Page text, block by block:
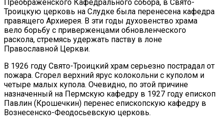
Преображенского Кафедрального собора, в Свято-
Троицкую церковь на Слудке была перенесена кафедра
правящего Архиерея. В эти годы духовенство храма
вело борьбу с приверженцами обновленческого
раскола, стремясь удержать паству в лоне
Православной Церкви.
В 1926 году Свято-Троицкий храм серьезно пострадал от
пожара. Сгорел верхний ярус колокольни с куполом и
четыре малых купола. Очевидно, по этой причине
назначенный на Пермскую кафедру в 1927 году епископ
Павлин (Крошечкин) перенес епископскую кафедру в
Вознесенско-Феодосьевскую церковь.